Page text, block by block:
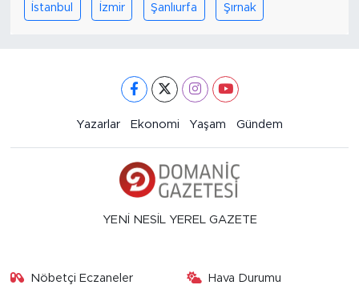
İstanbul İzmir Şanlıurfa Şırnak
Yazarlar Ekonomi Yaşam Gündem
YENİ NESİL YEREL GAZETE
Nöbetçi Eczaneler Hava Durumu